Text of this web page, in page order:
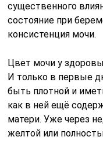
существенного
состояние при
консистенция мочи.
Цвет мочи у
И только в первые
быть плотной и
как в ней ещё
матери. Уже через
желтой или